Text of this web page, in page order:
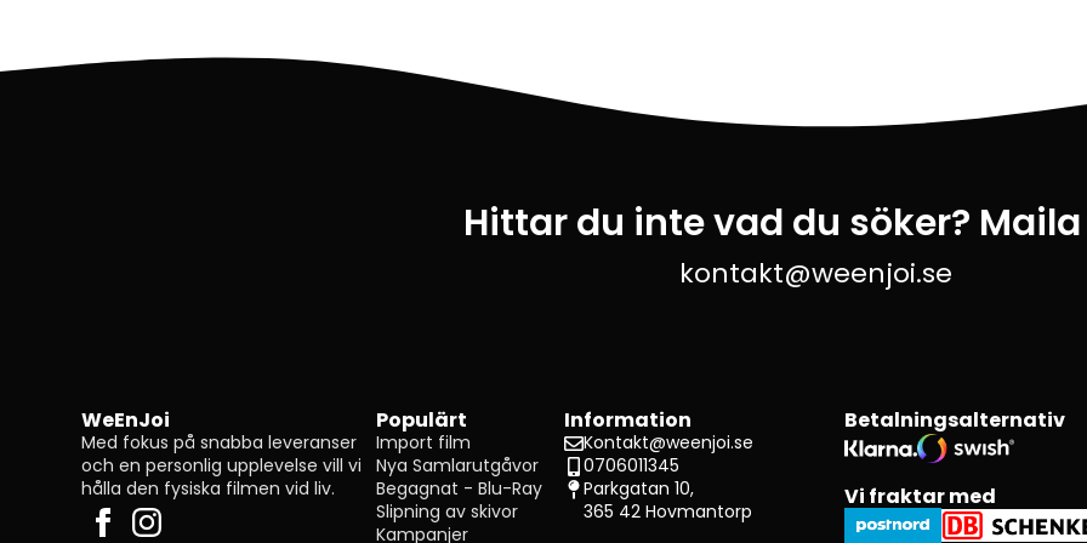
Hittar du inte vad du söker?
kontakt@weenjoi.se
WeEnJoi
Med fokus på snabba leveranser
och en personlig upplevelse vill vi
hålla den fysiska filmen vid liv.
Populärt
Import film
Nya Samlarutgåvor
Begagnat - Blu-Ray
Slipning av skivor
Kampanjer
Information
Kontakt@weenjoi.se
0706011345
Parkgatan 10,
365 42 Hovmantorp
Betalningsalternativ
Vi fraktar med